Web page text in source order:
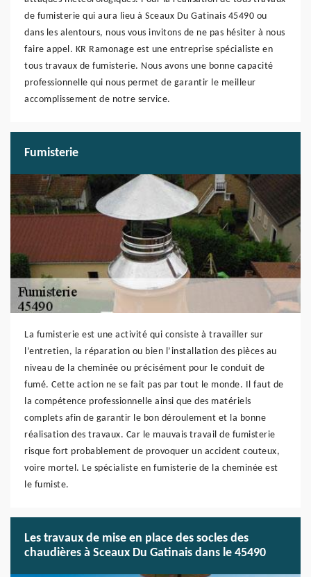
de fumisterie qui aura lieu à Sceaux Du Gatinais 45490 ou
dans les alentours, nous vous invitons de ne pas hésiter à nous
faire appel. KR Ramonage est une entreprise spécialiste en
tous travaux de fumisterie. Nous avons une bonne capacité
professionnelle qui nous permet de garantir le meilleur
accomplissement de notre service.
Fumisterie
La fumisterie est une activité qui consiste à travailler sur
l’entretien, la réparation ou bien l’installation des pièces au
niveau de la cheminée ou précisément pour le conduit de
fumé. Cette action ne se fait pas par tout le monde. Il faut de
la compétence professionnelle ainsi que des matériels
complets afin de garantir le bon déroulement et la bonne
réalisation des travaux. Car le mauvais travail de fumisterie
risque fort probablement de provoquer un accident couteux,
voire mortel. Le spécialiste en fumisterie de la cheminée est
le fumiste.
Les travaux de mise en place des socles des
chaudières à Sceaux Du Gatinais dans le 45490